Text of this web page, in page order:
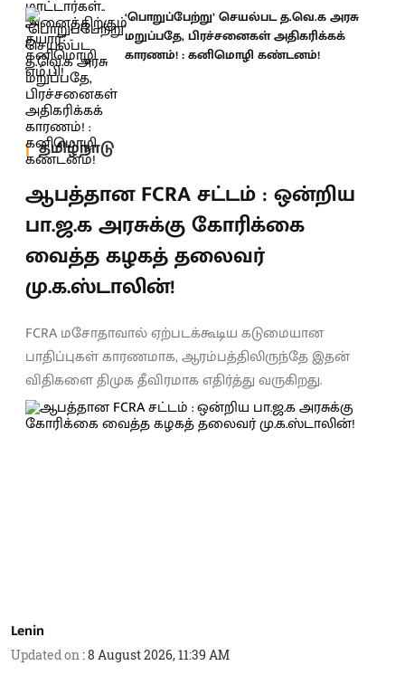
‘பொறுப்பேற்று’ செயல்பட த.வெ.க அரசு
மறுப்பதே, பிரச்சனைகள் அதிகரிக்கக்
காரணம்! : கனிமொழி கண்டனம்!
தமிழ்நாடு
ஆபத்தான FCRA சட்டம் : ஒன்றிய
பா.ஜ.க அரசுக்கு கோரிக்கை
வைத்த கழகத் தலைவர்
மு.க.ஸ்டாலின்!
FCRA மசோதாவால் ஏற்படக்கூடிய கடுமையான
பாதிப்புகள் காரணமாக, ஆரம்பத்திலிருந்தே இதன்
விதிகளை திமுக தீவிரமாக எதிர்த்து வருகிறது.
Lenin
Updated on :8 August 2026, 11:39 AM